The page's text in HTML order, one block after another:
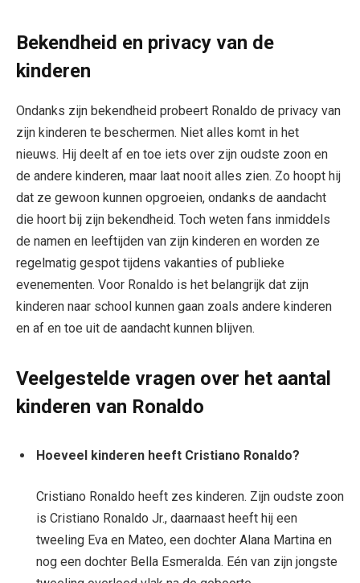
Bekendheid en privacy van de
kinderen
Ondanks zijn bekendheid probeert Ronaldo de privacy van
zijn kinderen te beschermen. Niet alles komt in het
nieuws. Hij deelt af en toe iets over zijn oudste zoon en
de andere kinderen, maar laat nooit alles zien. Zo hoopt hij
dat ze gewoon kunnen opgroeien, ondanks de aandacht
die hoort bij zijn bekendheid. Toch weten fans inmiddels
de namen en leeftijden van zijn kinderen en worden ze
regelmatig gespot tijdens vakanties of publieke
evenementen. Voor Ronaldo is het belangrijk dat zijn
kinderen naar school kunnen gaan zoals andere kinderen
en af en toe uit de aandacht kunnen blijven.
Veelgestelde vragen over het aantal
kinderen van Ronaldo
Hoeveel kinderen heeft Cristiano Ronaldo?
Cristiano Ronaldo heeft zes kinderen. Zijn oudste zoon
is Cristiano Ronaldo Jr., daarnaast heeft hij een
tweeling Eva en Mateo, een dochter Alana Martina en
nog een dochter Bella Esmeralda. Eén van zijn jongste